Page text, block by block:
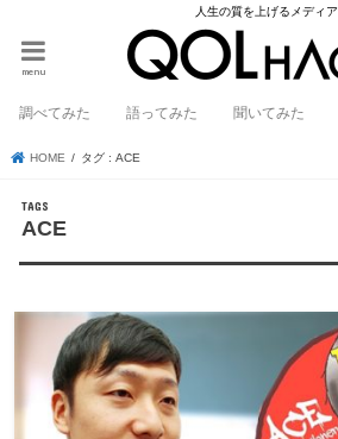
人生の質を上げるメディア
menu
調べてみた 語ってみた 聞いてみた
HOME タグ : ACE
ACE